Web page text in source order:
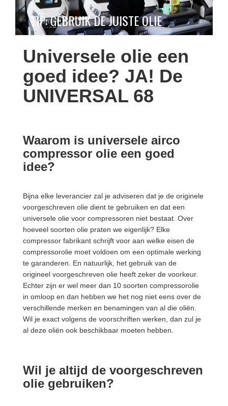
TIP: GEBRUIK DE JUISTE OLIE
Universele olie een
goed idee? JA! De
UNIVERSAL 68
Waarom is universele airco
compressor olie een goed
idee?
Bijna elke leverancier zal je adviseren dat je de originele
voorgeschreven olie dient te gebruiken en dat een
universele olie voor compressoren niet bestaat. Over
hoeveel soorten olie praten we eigenlijk? Elke
compressor fabrikant schrijft voor aan welke eisen de
compressorolie moet voldoen om een optimale werking
te garanderen. En natuurlijk, het gebruik van de
origineel voorgeschreven olie heeft zeker de voorkeur.
Echter zijn er wel meer dan 10 soorten compressorolie
in omloop en dan hebben we het nog niet eens over de
verschillende merken en benamingen van al die oliën.
Wil je exact volgens de voorschriften werken, dan zul je
al deze oliën ook beschikbaar moeten hebben.
Wil je altijd de voorgeschreven
olie gebruiken?